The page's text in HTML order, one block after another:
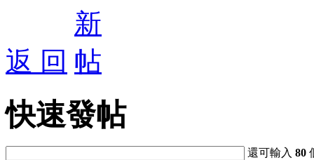
返 回
快速發帖
還可輸入80